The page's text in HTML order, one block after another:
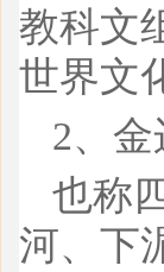
教科文
世界文
2、
也称
河、下